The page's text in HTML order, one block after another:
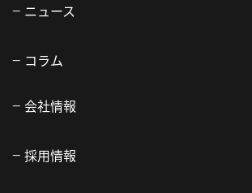
ニュース
コラム
会社情報
採用情報